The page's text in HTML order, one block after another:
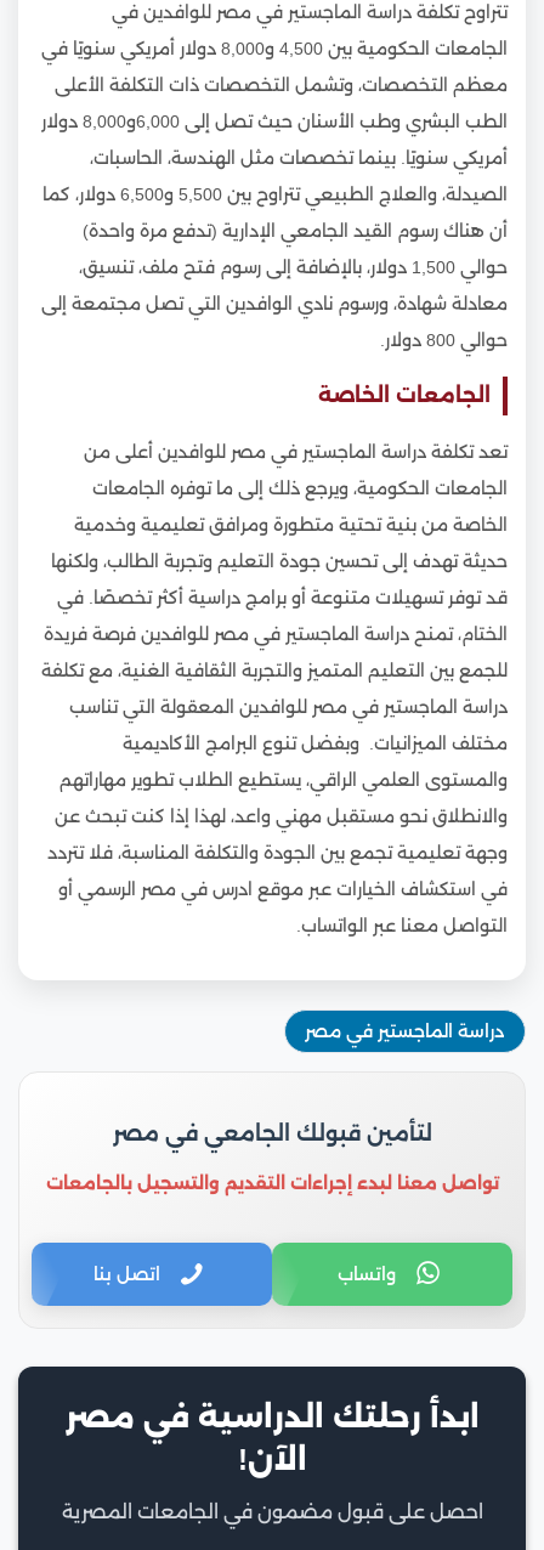
تتراوح تكلفة دراسة الماجستير في مصر للوافدين في
الجامعات الحكومية بين 4,500 و8,000 دولار أمريكي سنويًا في
معظم التخصصات، وتشمل التخصصات ذات التكلفة الأعلى
الطب البشري وطب الأسنان حيث تصل إلى 6,000و8,000 دولار
أمريكي سنويًا. بينما تخصصات مثل الهندسة، الحاسبات،
الصيدلة، والعلاج الطبيعي تتراوح بين 5,500 و6,500 دولار، كما
أن هناك رسوم القيد الجامعي الإدارية (تدفع مرة واحدة)
حوالي 1,500 دولار، بالإضافة إلى رسوم فتح ملف، تنسيق،
معادلة شهادة، ورسوم نادي الوافدين التي تصل مجتمعة إلى
حوالي 800 دولار.
الجامعات الخاصة
تعد تكلفة دراسة الماجستير في مصر للوافدين أعلى من
الجامعات الحكومية، ويرجع ذلك إلى ما توفره الجامعات
الخاصة من بنية تحتية متطورة ومرافق تعليمية وخدمية
حديثة تهدف إلى تحسين جودة التعليم وتجربة الطالب، ولكنها
قد توفر تسهيلات متنوعة أو برامج دراسية أكثر تخصصًا. في
الختام، تمنح دراسة الماجستير في مصر للوافدين فرصة فريدة
للجمع بين التعليم المتميز والتجربة الثقافية الغنية، مع تكلفة
دراسة الماجستير في مصر للوافدين المعقولة التي تناسب
مختلف الميزانيات. وبفضل تنوع البرامج الأكاديمية
والمستوى العلمي الراقي، يستطيع الطلاب تطوير مهاراتهم
والانطلاق نحو مستقبل مهني واعد، لهذا إذا كنت تبحث عن
وجهة تعليمية تجمع بين الجودة والتكلفة المناسبة، فلا تتردد
في استكشاف الخيارات عبر موقع ادرس في مصر الرسمي أو
التواصل معنا عبر الواتساب.
دراسة الماجستير في مصر
لتأمين قبولك الجامعي في مصر
تواصل معنا لبدء إجراءات التقديم والتسجيل بالجامعات
واتساب اتصل بنا
ابدأ رحلتك الدراسية في مصر
الآن!
احصل على قبول مضمون في الجامعات المصرية